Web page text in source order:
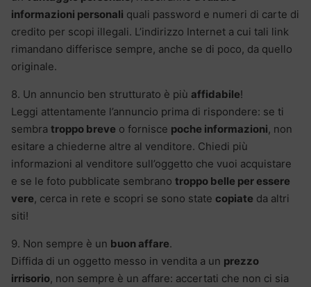
informazioni personali quali password e numeri di carte di
credito per scopi illegali. L’indirizzo Internet a cui tali link
rimandano differisce sempre, anche se di poco, da quello
originale.
8. Un annuncio ben strutturato è più affidabile!
Leggi attentamente l’annuncio prima di rispondere: se ti
sembra troppo breve o fornisce poche informazioni, non
esitare a chiederne altre al venditore. Chiedi più
informazioni al venditore sull’oggetto che vuoi acquistare
e se le foto pubblicate sembrano troppo belle per essere
vere, cerca in rete e scopri se sono state copiate da altri
siti!
9. Non sempre è un buon affare.
Diffida di un oggetto messo in vendita a un prezzo
irrisorio, non sempre è un affare: accertati che non ci sia